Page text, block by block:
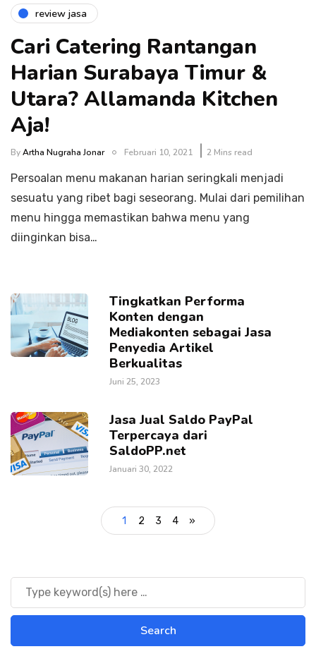
review jasa
Cari Catering Rantangan
Harian Surabaya Timur &
Utara? Allamanda Kitchen
Aja!
ByArtha Nugraha Jonar Februari 10, 2021 2 Mins read
Persoalan menu makanan harian seringkali menjadi
sesuatu yang ribet bagi seseorang. Mulai dari pemilihan
menu hingga memastikan bahwa menu yang
diinginkan bisa…
Tingkatkan Performa
Konten dengan
Mediakonten sebagai Jasa
Penyedia Artikel
Berkualitas
Juni 25, 2023
Jasa Jual Saldo PayPal
Terpercaya dari
SaldoPP.net
Januari 30, 2022
1 2 3 4 »